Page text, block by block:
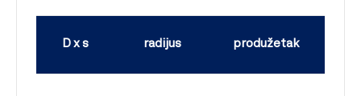
D x s radijus produžetak